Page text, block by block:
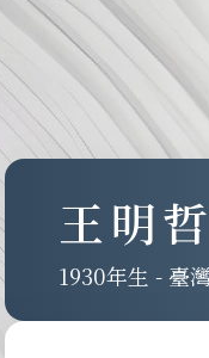
王明哲
1930 - 臺